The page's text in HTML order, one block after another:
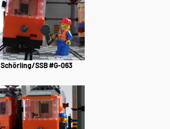
Schörling/SSB #G-063